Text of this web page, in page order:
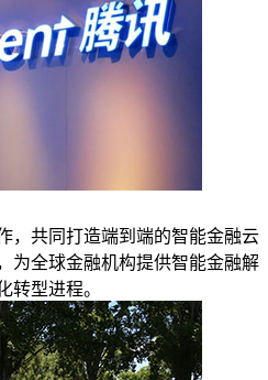
，共同打造端到端的智能金融云
为全球金融机构提供智能金融解
转型进程。